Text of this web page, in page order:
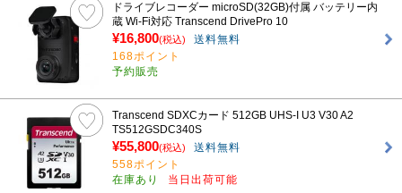
ドライブレコーダー microSD(32GB)付属 バッテリー内
蔵 Wi-Fi対応 Transcend DrivePro 10
¥16,800(税込)
送料無料
168ポイント
予約販売
Transcend SDXCカード 512GB UHS-I U3 V30 A2
TS512GSDC340S
¥55,800(税込)
送料無料
558ポイント
在庫あり
当日出荷可能